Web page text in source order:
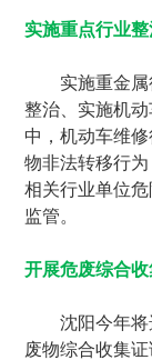
实施重点行业
实施重金属
整治、实施机
中，机动车维
物非法转移行
相关行业单位
监管。
开展危废综合
沈阳今年将
废物综合收集